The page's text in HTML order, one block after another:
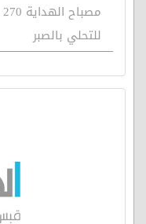
للتحلي بالصبر